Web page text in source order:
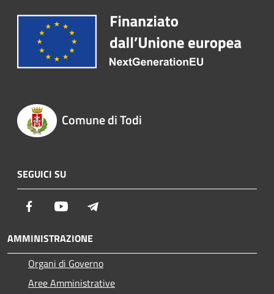
Comune di Todi
SEGUICI SU
Facebook Youtube
AMMINISTRAZIONE
Organi di Governo
Aree Amministrative